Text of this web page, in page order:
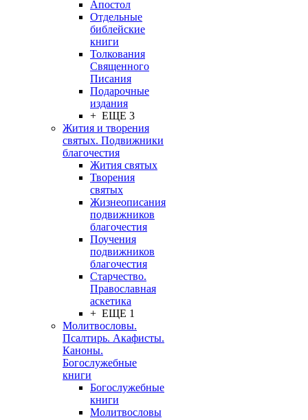
Апостол
Отдельные
библейские
книги
Толкования
Священного
Писания
Подарочные
издания
+ ЕЩЕ 3
Жития и творения
святых. Подвижники
благочестия
Жития святых
Творения
святых
Жизнеописания
подвижников
благочестия
Поучения
подвижников
благочестия
Старчество.
Православная
аскетика
+ ЕЩЕ 1
Молитвословы.
Псалтирь. Акафисты.
Каноны.
Богослужебные
книги
Богослужебные
книги
Молитвословы